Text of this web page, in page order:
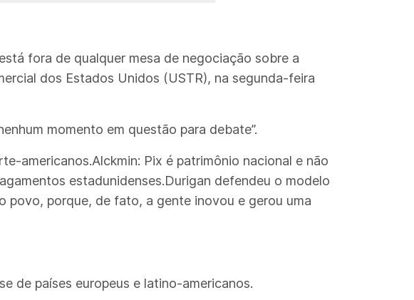
fora de qualquer mesa de negociação sobre a
dos Estados Unidos (USTR), na segunda-feira
momento em questão para debate”.
americanos.Alckmin: Pix é patrimônio nacional e não
estadunidenses.Durigan defendeu o modelo
povo, porque, de fato, a gente inovou e gerou uma
de países europeus e latino-americanos.